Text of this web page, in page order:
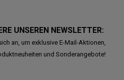
UNSEREN NEWSLETTER:
an, um exklusive E-Mail-Aktionen,
und Sonderangebote!